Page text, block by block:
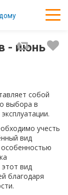
- июнь
собой
выбора в
учесть
вид
вид
благодаря